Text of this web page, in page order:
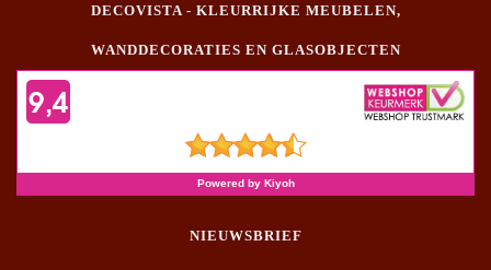
DECOVISTA - KLEURRIJKE MEUBELEN,
WANDDECORATIES EN GLASOBJECTEN
NIEUWSBRIEF